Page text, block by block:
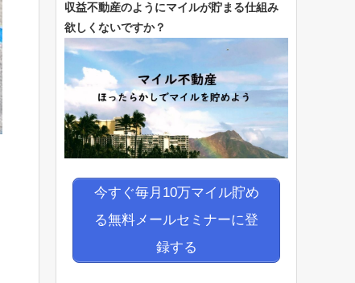
収益不動産のようにマイルが貯まる仕組み
欲しくないですか？
今すぐ毎月10万マイル貯め
る無料メールセミナーに登
録する